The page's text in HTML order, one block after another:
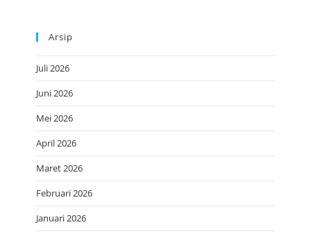
Arsip
Juli 2026
Juni 2026
Mei 2026
April 2026
Maret 2026
Februari 2026
Januari 2026